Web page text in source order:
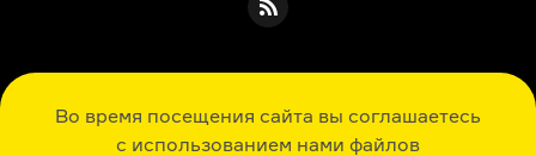
Во время посещения сайта вы соглашаетесь
с использованием нами файлов